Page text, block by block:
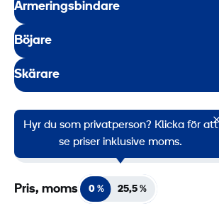
Armeringsbindare
Böjare
Skärare
Filter
Hyr du som privatperson? Klicka för att
se priser inklusive moms.
Pris, moms 0 % 25,5 %